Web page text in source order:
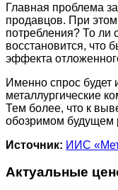
Главная проблема
продавцов. При
потребления? То ли
восстановится, что
эффекта
Именно спрос будет
металлургические
Тем более, что к
обозримом будущем
Источник: ИИС
Актуальные